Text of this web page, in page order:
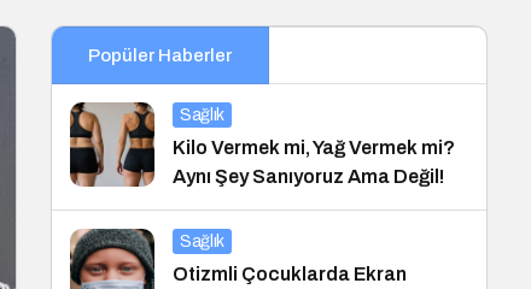
Popüler Haberler
Sağlık
Kilo Vermek mi, Yağ Vermek mi?
Aynı Şey Sanıyoruz Ama Değil!
Sağlık
Otizmli Çocuklarda Ekran